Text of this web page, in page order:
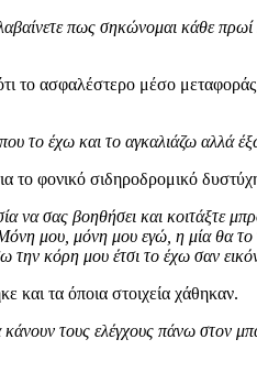
πως σηκώνομαι κάθε
ασφαλέστερο μέσο μεταφοράς
το έχω και το αγκαλιάζω αλλά
το φονικό σιδηροδρομικό
να σας βοηθήσει και κοιτάξτε
μου, μόνη μου εγώ, η μία θα το
κόρη μου έτσι το έχω σαν
και τα όποια στοιχεία χάθηκαν.
τους ελέγχους πάνω στον